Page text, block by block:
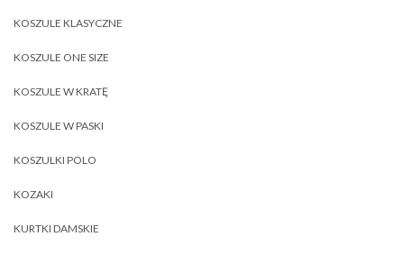
KOSZULE KLASYCZNE
KOSZULE ONE SIZE
KOSZULE W KRATĘ
KOSZULE W PASKI
KOSZULKI POLO
KOZAKI
KURTKI DAMSKIE